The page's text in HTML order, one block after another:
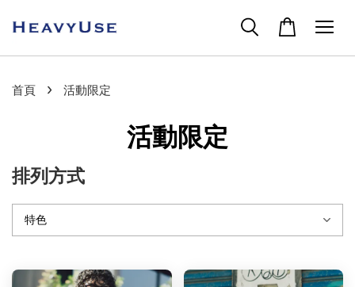
首頁 › 活動限定
活動限定
排列方式